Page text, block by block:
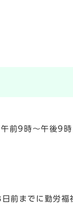
前9時～午後9
前までに勤労福